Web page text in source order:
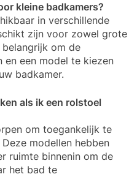
kleine badkamers?
in verschillende
zijn voor zowel grote
om de
en een model te kiezen
badkamer.
als ik een rolstoel
om toegankelijk te
modellen hebben
ruimte binnenin om de
het bad te